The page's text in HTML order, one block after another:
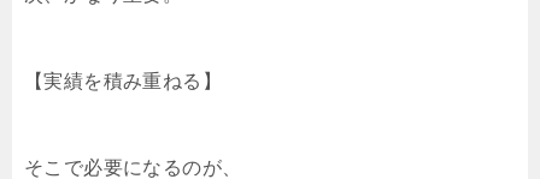
【実績を積み重ねる】
そこで必要になるのが、